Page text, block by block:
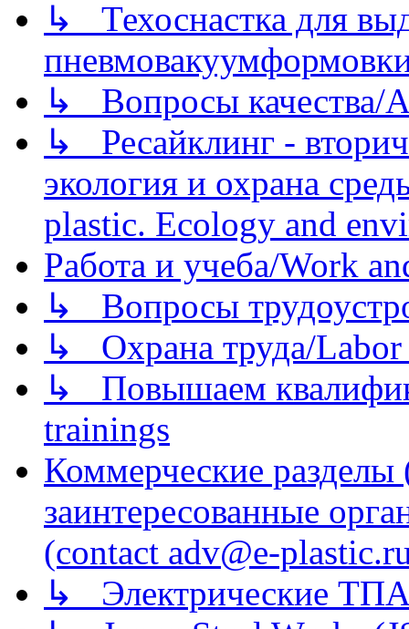
↳ Техоснастка для
↳ Вопросы качества/
↳ Ресайклинг -
экология и охрана
plastic. Ecology and
Работа и учеба/Work
↳ Вопросы
↳ Охрана труда/Labor
↳ Повышаем
trainings
Коммерческие
заинтересованные
(contact adv@e-
↳ Электрические